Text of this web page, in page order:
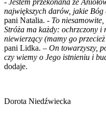
największych darów, jakie Bóg
pani Natalia. - To
Stróża ma każdy: ochrzczony i
niewierzący (mamy go
pani Lidka. – On towarzyszy,
czy wiemy o Jego istnieniu i
dodaje.
Dorota Niedźwiecka